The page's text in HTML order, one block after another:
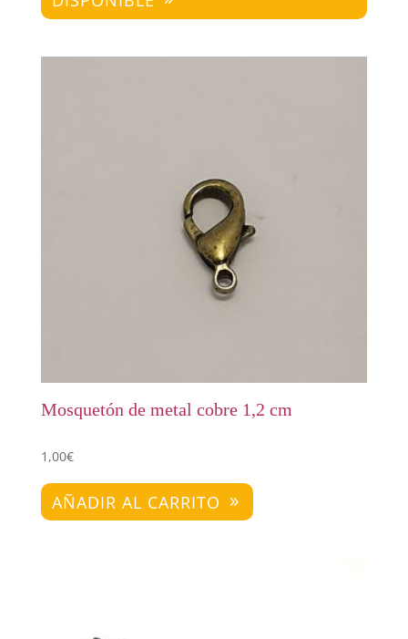
Mosquetón de metal cobre 1,2 cm
1,00€
AÑADIR AL CARRITO